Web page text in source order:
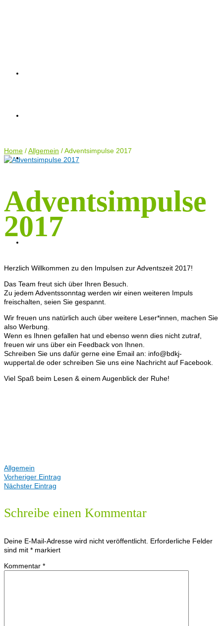
TERMINE
ANTRÄGE
KONTAKT
Home /Allgemein /Adventsimpulse 2017
Adventsimpulse
2017
Herzlich Willkommen zu den Impulsen zur Adventszeit 2017!
Das Team freut sich über Ihren Besuch.
Zu jedem Adventssonntag werden wir einen weiteren Impuls
freischalten, seien Sie gespannt.
Wir freuen uns natürlich auch über weitere Leser*innen, machen Sie
also Werbung.
Wenn es Ihnen gefallen hat und ebenso wenn dies nicht zutraf,
freuen wir uns über ein Feedback von Ihnen.
Schreiben Sie uns dafür gerne eine Email an: info@bdkj-
wuppertal.de oder schreiben Sie uns eine Nachricht auf Facebook.
Viel Spaß beim Lesen & einem Augenblick der Ruhe!
Allgemein
Vorheriger Eintrag
Nächster Eintrag
Schreibe einen Kommentar
Deine E-Mail-Adresse wird nicht veröffentlicht. Erforderliche Felder
sind mit * markiert
Kommentar *